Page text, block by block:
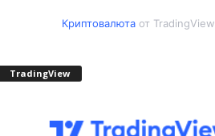
Криптовалютаот TradingView
TradingView